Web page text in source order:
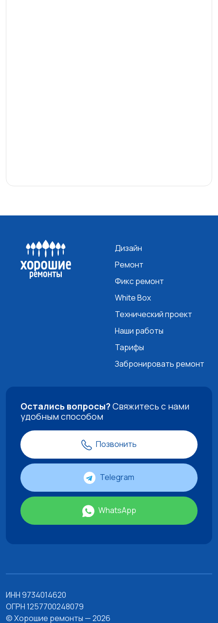
Дизайн
Ремонт
Фикс ремонт
White Box
Технический проект
Наши работы
Тарифы
Забронировать ремонт
Остались вопросы?Свяжитесь с нами
удобным способом
Позвонить
Telegram
WhatsApp
ИНН 9734014620
ОГРН 1257700248079
© Хорошие ремонты — 2026